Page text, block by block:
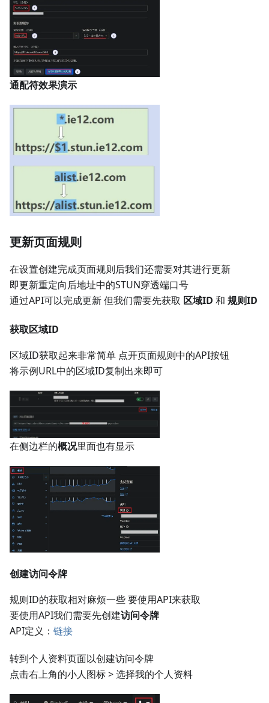
通配符效果演示
更新页面规则
在设置创建完成页面规则后我们还需要对其进行更新
即更新重定向后地址中的STUN穿透端口号
通过API可以完成更新 但我们需要先获取 区域ID 和 规则ID
获取区域ID
区域ID获取起来非常简单 点开页面规则中的API按钮
将示例URL中的区域ID复制出来即可
在侧边栏的概况里面也有显示
创建访问令牌
规则ID的获取相对麻烦一些 要使用API来获取
要使用API我们需要先创建访问令牌
API定义： 链接
转到个人资料页面以创建访问令牌
点击右上角的小人图标 > 选择我的个人资料